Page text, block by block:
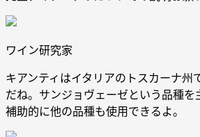
ワイン研究家
キアンティはイタリアのトスカーナ州
だね。サンジョヴェーゼという品種を
補助的に他の品種も使用できるよ。